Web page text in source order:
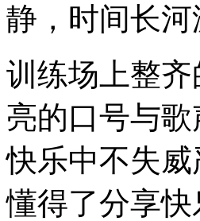
静，时间长
训练场上整
亮的口号与
快乐中不失
懂得了分享